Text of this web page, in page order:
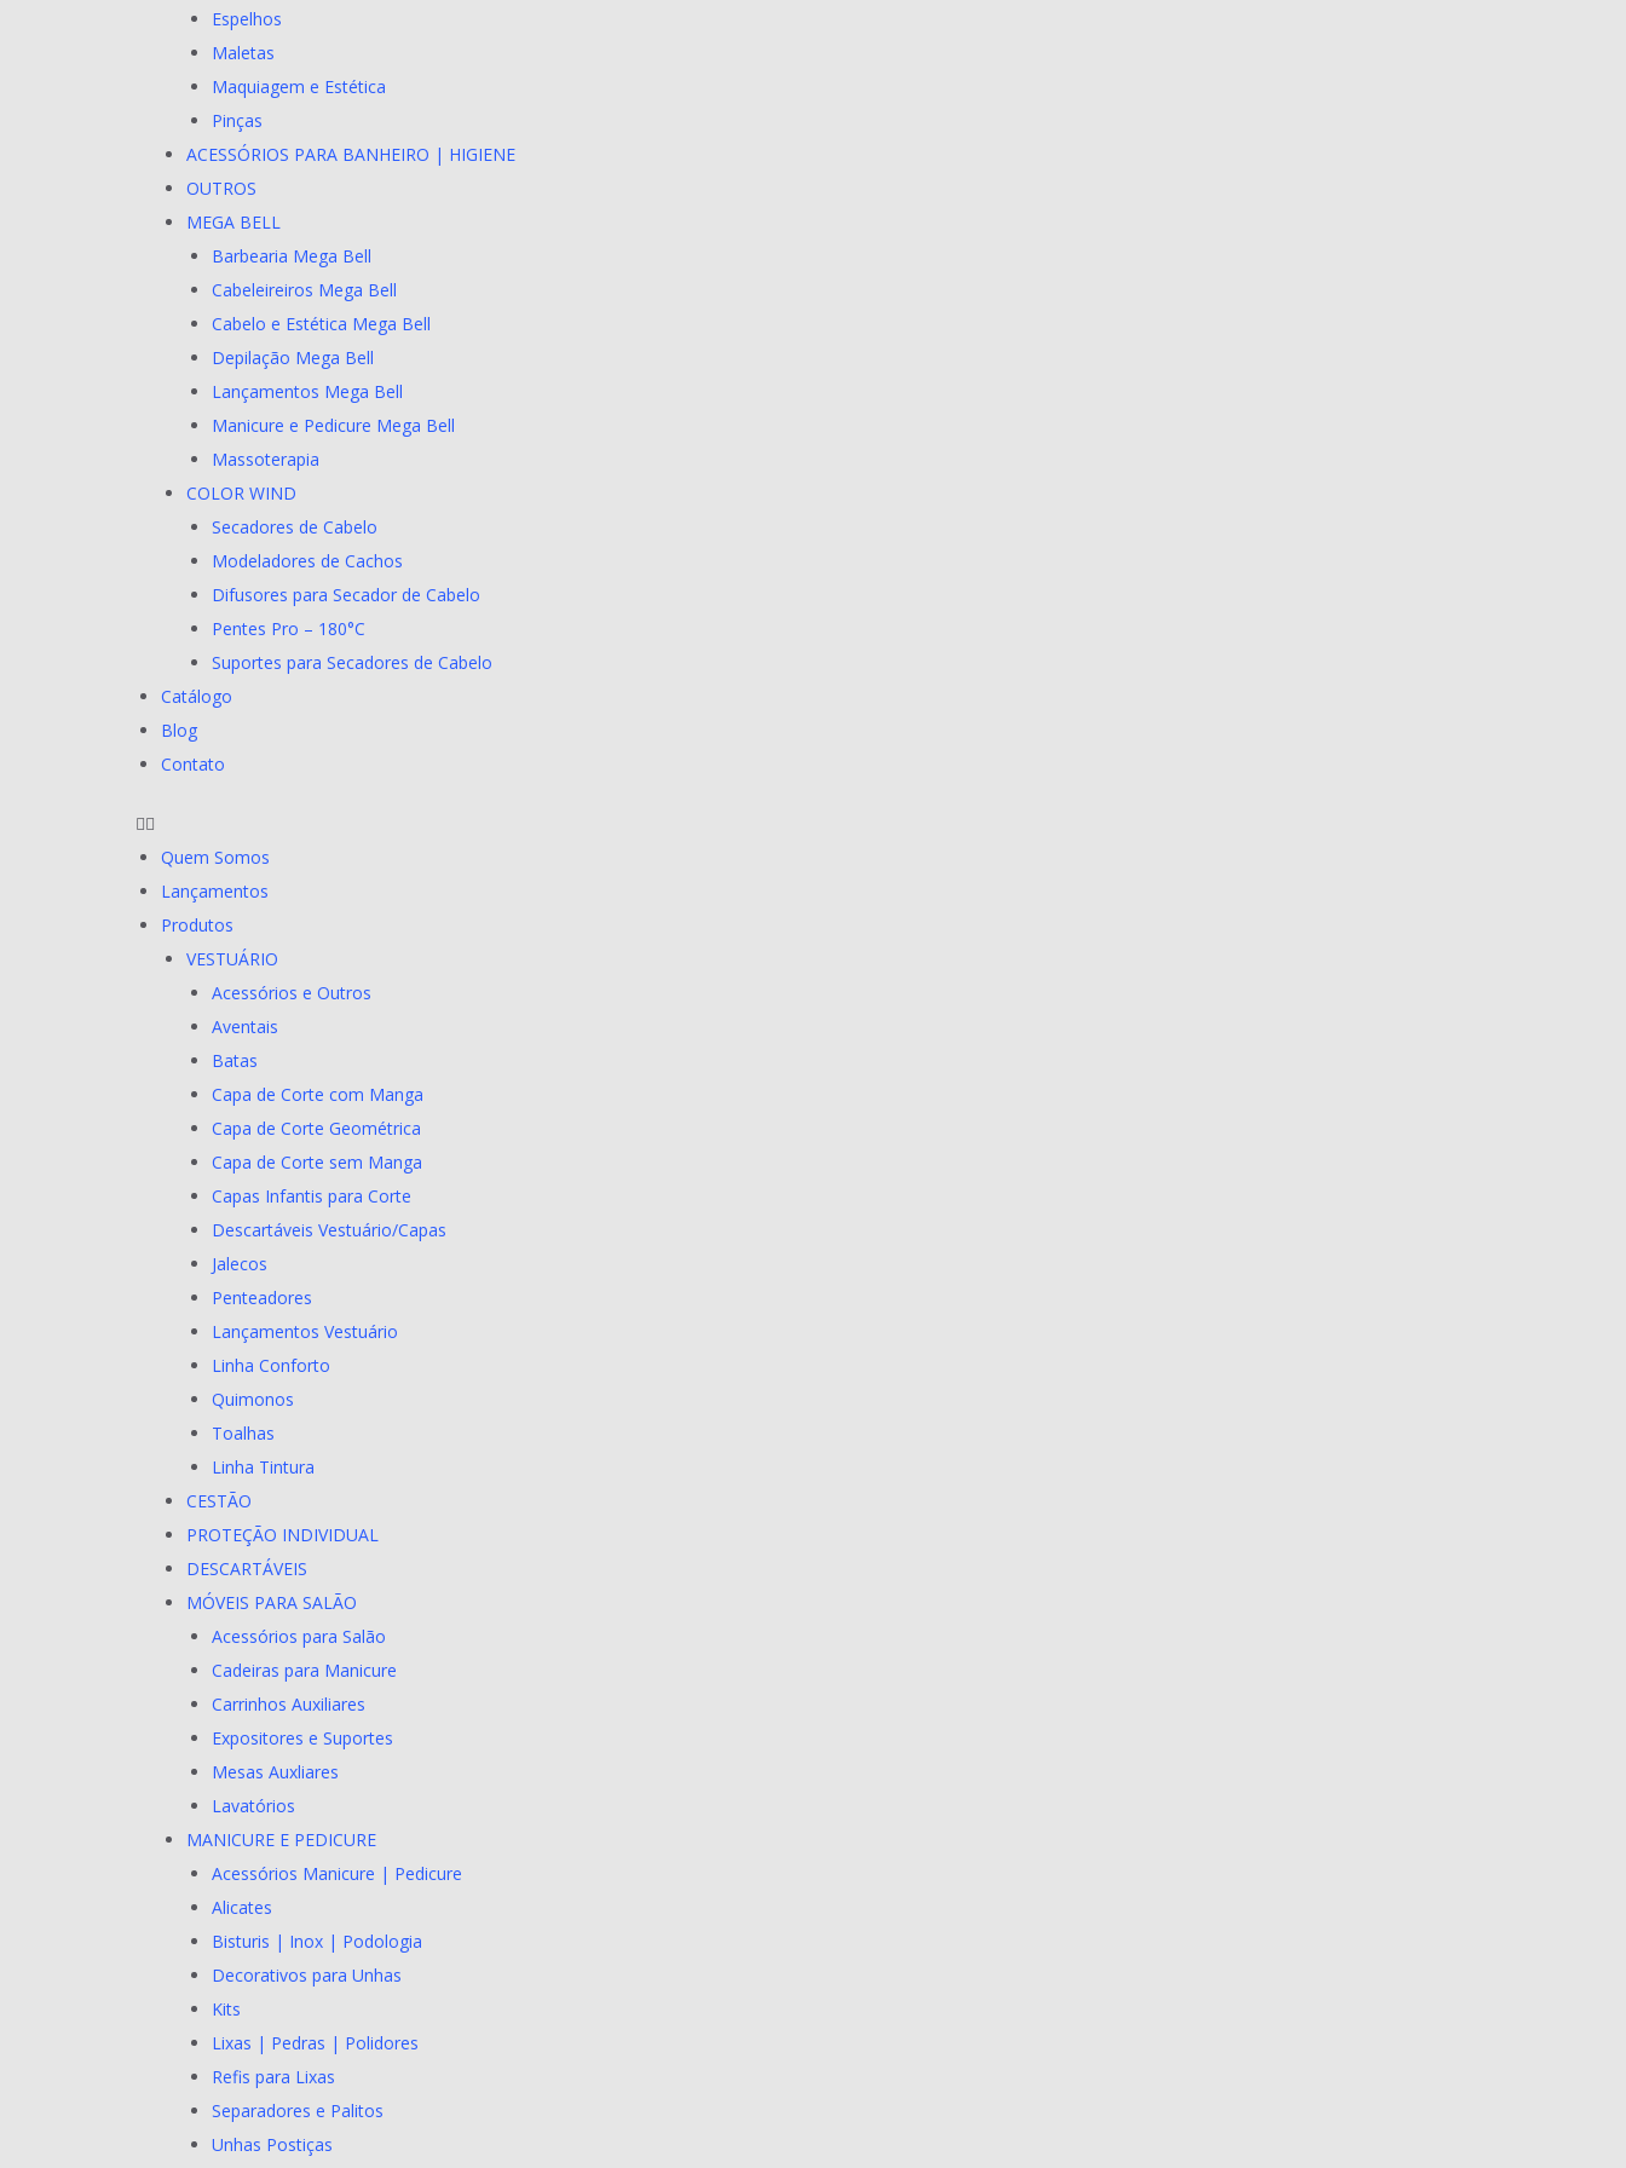
Espelhos
Maletas
Maquiagem e Estética
Pinças
ACESSÓRIOS PARA BANHEIRO | HIGIENE
OUTROS
MEGA BELL
Barbearia Mega Bell
Cabeleireiros Mega Bell
Cabelo e Estética Mega Bell
Depilação Mega Bell
Lançamentos Mega Bell
Manicure e Pedicure Mega Bell
Massoterapia
COLOR WIND
Secadores de Cabelo
Modeladores de Cachos
Difusores para Secador de Cabelo
Pentes Pro – 180°C
Suportes para Secadores de Cabelo
Catálogo
Blog
Contato
Quem Somos
Lançamentos
Produtos
VESTUÁRIO
Acessórios e Outros
Aventais
Batas
Capa de Corte com Manga
Capa de Corte Geométrica
Capa de Corte sem Manga
Capas Infantis para Corte
Descartáveis Vestuário/Capas
Jalecos
Penteadores
Lançamentos Vestuário
Linha Conforto
Quimonos
Toalhas
Linha Tintura
CESTÃO
PROTEÇÃO INDIVIDUAL
DESCARTÁVEIS
MÓVEIS PARA SALÃO
Acessórios para Salão
Cadeiras para Manicure
Carrinhos Auxiliares
Expositores e Suportes
Mesas Auxliares
Lavatórios
MANICURE E PEDICURE
Acessórios Manicure | Pedicure
Alicates
Bisturis | Inox | Podologia
Decorativos para Unhas
Kits
Lixas | Pedras | Polidores
Refis para Lixas
Separadores e Palitos
Unhas Postiças